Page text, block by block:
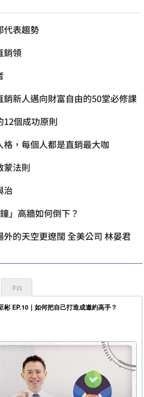
代表趨勢
銷領
銷新人邁向財富自由的50堂必修課
12個成功原則
格，每個人都是直銷最大咖
蒙法則
治
」高牆如何倒下？
因為直銷，球場外的天空更遼闊 全美公司 林晏君
彬 EP.10｜如何把自己打造成邀約高手？
子曰